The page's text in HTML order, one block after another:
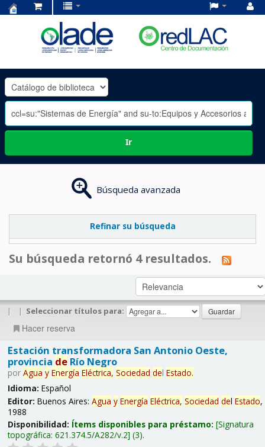
OLADE
-
Ir
Búsqueda avanzada
Refinar su búsqueda
Su búsqueda retornó 4 resultados.
| | Seleccionar títulos para:
Hacer reserva
Estación transformadora San Antonio Oeste,
provincia deRío Negro
por Agua y Energía Eléctrica, Sociedad del Estado.
Idioma: Español
Editor: Buenos Aires: Agua y Energía Eléctrica, Sociedad del Estado,
1988
Disponibilidad: Ítems disponibles para préstamo: Signatura
topográfica: 621.374.5/A282/v.2 (3).